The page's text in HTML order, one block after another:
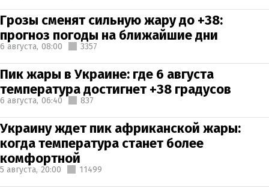
Грозы сменят сильную жару до +38:
прогноз погоды на ближайшие дни
6 августа, 08:00 3357
Пик жары в Украине: где 6 августа
температура достигнет +38 градусов
6 августа, 06:40 837
Украину ждет пик африканской жары:
когда температура станет более
комфортной
5 августа, 20:00 11499